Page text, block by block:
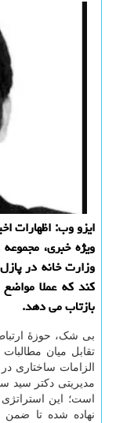
ایزو وب: اظهارات
ویژه خبری،
وزارت خانه در
کند که عملا
بازتاب می دهد.
بی شک، حوزهٔ
تقابل میان
الزامات ساختاری
مدیریتی دکتر سید
است؛ این
نهاده شده تا ضمن